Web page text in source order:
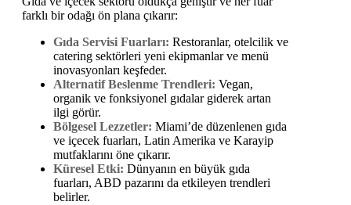
farklı bir odağı ön plana çıkarır:
Gıda Servisi Fuarları: Restoranlar, otelcilik ve
catering sektörleri yeni ekipmanlar ve menü
inovasyonları keşfeder.
Alternatif Beslenme Trendleri: Vegan,
organik ve fonksiyonel gıdalar giderek artan
ilgi görür.
Bölgesel Lezzetler: Miami’de düzenlenen gıda
ve içecek fuarları, Latin Amerika ve Karayip
mutfaklarını öne çıkarır.
Küresel Etki: Dünyanın en büyük gıda
fuarları, ABD pazarını da etkileyen trendleri
belirler.